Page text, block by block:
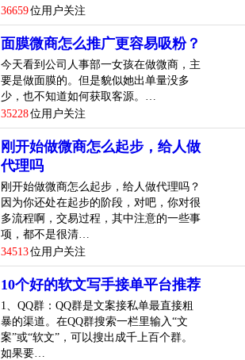
36659位用户关注
面膜微商怎么推广更容易吸粉？
今天看到公司人事部一女孩在做微商，主
要是做面膜的。但是貌似她出单量没多
少，也不知道如何获取客源。…
35228位用户关注
刚开始做微商怎么起步，给人做
代理吗
刚开始做微商怎么起步，给人做代理吗？
因为你还处在起步的阶段，对吧，你对很
多流程啊，交易过程，其中注意的一些事
项，都不是很清…
34513位用户关注
10个好的软文写手接单平台推荐
1、QQ群：QQ群是文案接私单最直接粗
暴的渠道。在QQ群搜索一栏里输入“文
案”或“软文”，可以搜出成千上百个群。
如果要…